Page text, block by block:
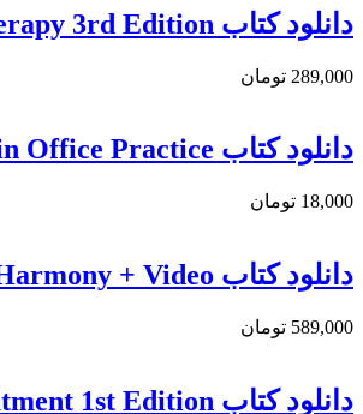
دانلود کتاب Fungal Infections of the Nail and Scalp: The Current Approach to Diagnosis and Therapy 3rd Edition
289,000 تومان
دانلود کتاب Dermatologic and Cosmetic Procedures in Office Practice
18,000 تومان
دانلود کتاب Dermal Fillers for Facial Harmony + Video
589,000 تومان
دانلود کتاب Fitzpatrick’s Therapeutics: A Clinician’s Guide to Dermatologic Treatment 1st Edition